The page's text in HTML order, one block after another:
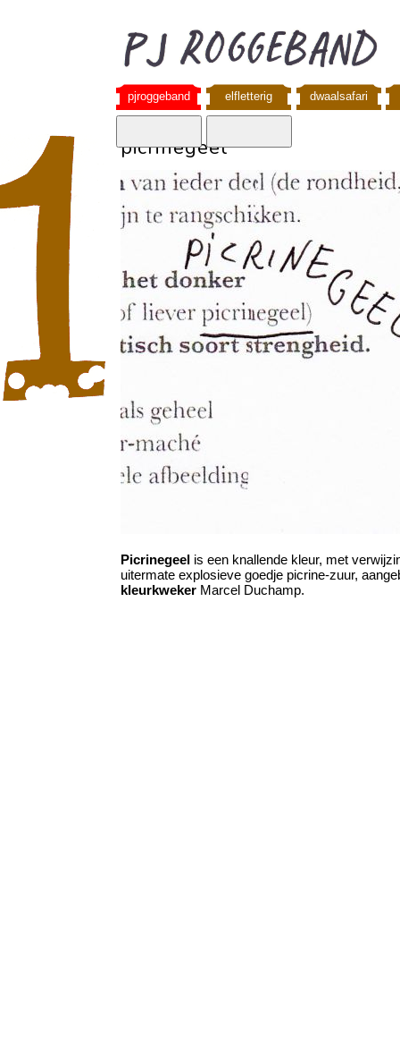
pjroggeband elfletterig dwaalsafari
picrinegeel
Picrinegeel is een knallende kleur, met
uitermate explosieve goedje picrine-zuur,
kleurkweker Marcel Duchamp.